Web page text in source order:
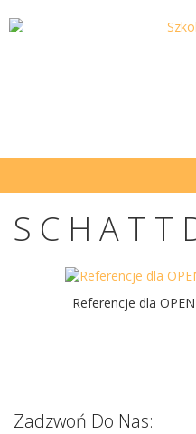
Referencje dla
Zadzwoń Do Nas: